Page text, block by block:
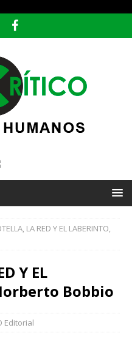
LA RED Y EL LABERINTO,
Y EL
Bobbio
Editorial